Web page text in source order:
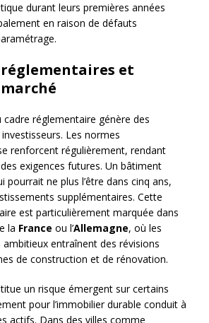
durant leurs premières années
en raison de défauts
et
cadre réglementaire génère des
Les normes
renforcent régulièrement, rendant
exigences futures. Un bâtiment
pourrait ne plus l’être dans cinq ans,
supplémentaires. Cette
est particulièrement marquée dans
la France ou l’Allemagne, où les
entraînent des révisions
de construction et de rénovation.
un risque émergent sur certains
pour l’immobilier durable conduit à
actifs. Dans des villes comme